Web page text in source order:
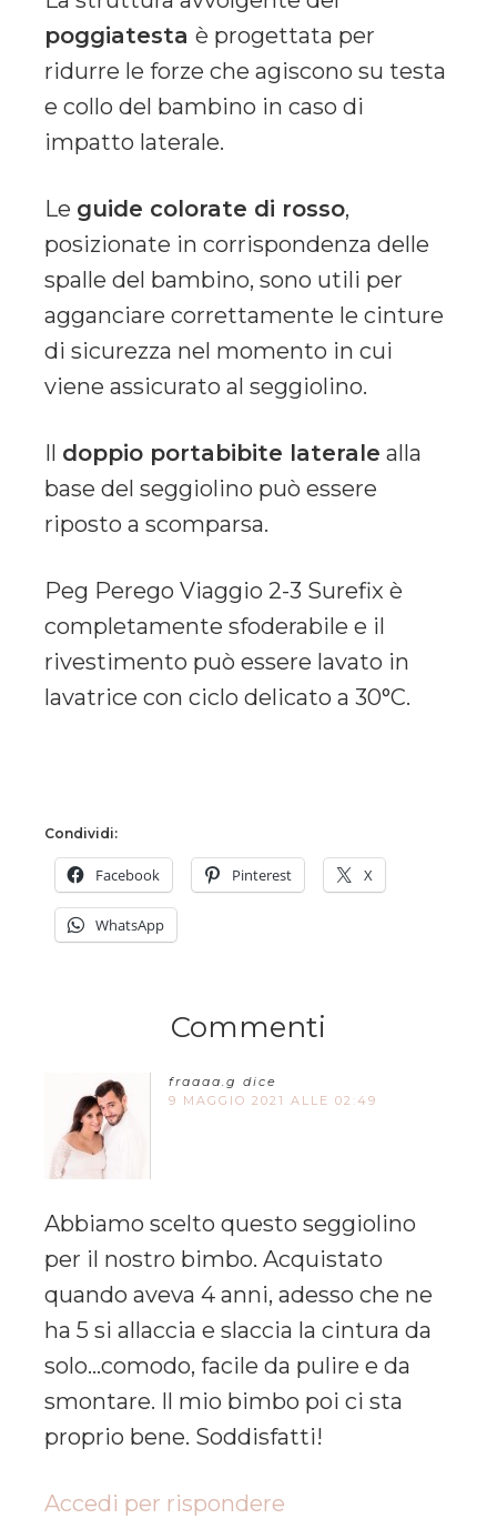
poggiatesta è progettata per
ridurre le forze che agiscono su testa
e collo del bambino in caso di
impatto laterale.
Le guide colorate di rosso,
posizionate in corrispondenza delle
spalle del bambino, sono utili per
agganciare correttamente le cinture
di sicurezza nel momento in cui
viene assicurato al seggiolino.
Il doppio portabibite laterale alla
base del seggiolino può essere
riposto a scomparsa.
Peg Perego Viaggio 2-3 Surefix è
completamente sfoderabile e il
rivestimento può essere lavato in
lavatrice con ciclo delicato a 30°C.
Condividi:
Facebook Pinterest X
WhatsApp
Commenti
fraaaa.g dice
9 MAGGIO 2021 ALLE 02:49
Abbiamo scelto questo seggiolino
per il nostro bimbo. Acquistato
quando aveva 4 anni, adesso che ne
ha 5 si allaccia e slaccia la cintura da
solo…comodo, facile da pulire e da
smontare. Il mio bimbo poi ci sta
proprio bene. Soddisfatti!
Accedi per rispondere